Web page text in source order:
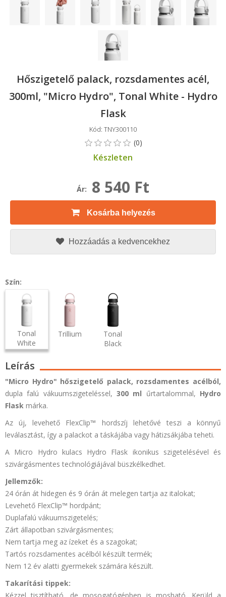
Hőszigetelő palack, rozsdamentes acél,
300ml, "Micro Hydro", Tonal White - Hydro
Flask
Kód: TNY300110
Készleten
Ár: 8 540 Ft
Kosárba helyezés
Hozzáadás a kedvencekhez
Szín:
Tonal
White
Trillium
Tonal
Black
Leírás
"Micro Hydro" hőszigetelő palack, rozsdamentes acélból,
dupla falú vákuumszigeteléssel, 300 ml űrtartalommal, Hydro
Flask márka.
Az új, levehető FlexClip™ hordszíj lehetővé teszi a könnyű
leválasztást, így a palackot a táskájába vagy hátizsákjába teheti.
A Micro Hydro kulacs Hydro Flask ikonikus szigetelésével és
szivárgásmentes technológiájával büszkélkedhet.
Jellemzők:
24 órán át hidegen és 9 órán át melegen tartja az italokat;
Levehető FlexClip™ hordpánt;
Duplafalú vákuumszigetelés;
Zárt állapotban szivárgásmentes;
Nem tartja meg az ízeket és a szagokat;
Tartós rozsdamentes acélból készült termék;
Nem 12 év alatti gyermekek számára készült.
Takarítási tippek:
Kézzel tisztítható, de mosogatógépben is mosható. Kerüld a